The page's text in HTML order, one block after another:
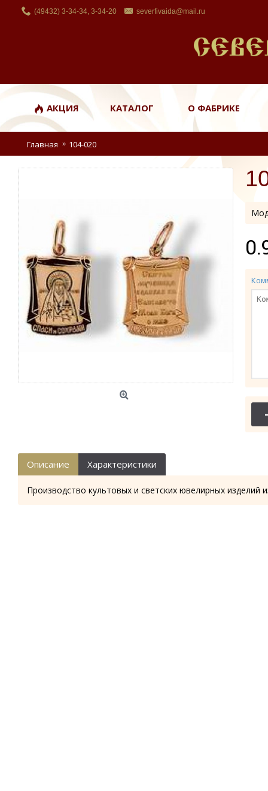
(49432) 3-34-34, 3-34-20 severfivaida@mail.ru
АКЦИЯ КАТАЛОГ О ФАБРИКЕ
Главная 104-020
-
Описание Характеристики
Производство культовых и светских ювелирных изделий